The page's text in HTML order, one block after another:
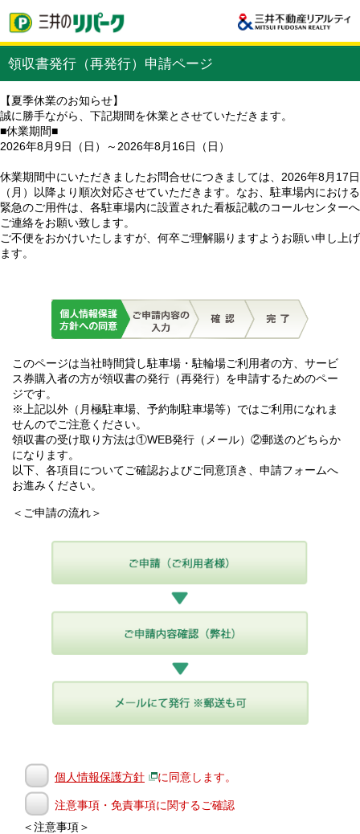
領収書発行（再発行）申請ページ
【夏季休業のお知らせ】
誠に勝手ながら、下記期間を休業とさせていただきます。
■休業期間■
2026年8月9日（日）～2026年8月16日（日）
休業期間中にいただきましたお問合せにつきましては、2026年8月17日
（月）以降より順次対応させていただきます。なお、駐車場内における
緊急のご用件は、各駐車場内に設置された看板記載のコールセンターへ
ご連絡をお願い致します。
ご不便をおかけいたしますが、何卒ご理解賜りますようお願い申し上げ
ます。
このページは当社時間貸し駐車場・駐輪場ご利用者の方、サービ
ス券購入者の方が領収書の発行（再発行）を申請するためのペー
ジです。
※上記以外（月極駐車場、予約制駐車場等）ではご利用になれま
せんのでご注意ください。
領収書の受け取り方法は①WEB発行（メール）②郵送のどちらか
になります。
以下、各項目についてご確認およびご同意頂き、申請フォームへ
お進みください。
＜ご申請の流れ＞
個人情報保護方針 に同意します。
注意事項・免責事項に関するご確認
＜注意事項＞